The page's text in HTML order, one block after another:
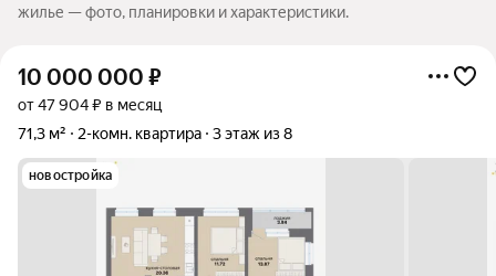
жилье — фото, планировки и характеристики.
10 000 000 ₽
от 47 904 ₽ в месяц
71,3 м²
2-комн. квартира 3 этаж из 8
новостройка